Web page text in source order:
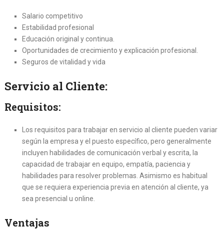
Salario competitivo
Estabilidad profesional
Educación original y continua.
Oportunidades de crecimiento y explicación profesional.
Seguros de vitalidad y vida
Servicio al Cliente:
Requisitos:
Los requisitos para trabajar en servicio al cliente pueden variar
según la empresa y el puesto específico, pero generalmente
incluyen habilidades de comunicación verbal y escrita, la
capacidad de trabajar en equipo, empatía, paciencia y
habilidades para resolver problemas. Asimismo es habitual
que se requiera experiencia previa en atención al cliente, ya
sea presencial u online.
Ventajas